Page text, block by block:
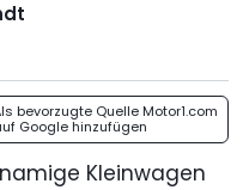
bevorzugte Quelle Motor1.com
Google hinzufügen
Kleinwagen